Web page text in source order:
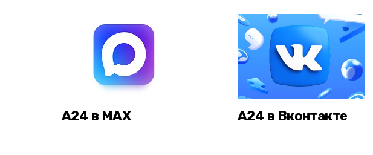
А24 в MAX А24 в Вконтакте